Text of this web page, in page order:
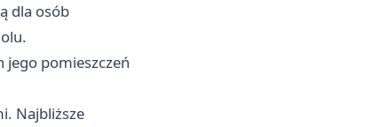
dla osób
jego pomieszczeń
Najbliższe